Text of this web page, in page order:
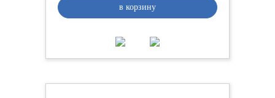
в корзину